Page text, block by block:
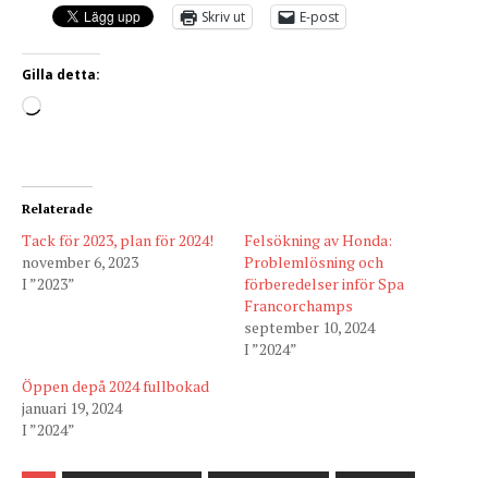
Skriv ut E-post
Gilla detta:
Relaterade
Tack för 2023, plan för 2024!
november 6, 2023
I ”2023”
Felsökning av Honda:
Problemlösning och
förberedelser inför Spa
Francorchamps
september 10, 2024
I ”2024”
Öppen depå 2024 fullbokad
januari 19, 2024
I ”2024”